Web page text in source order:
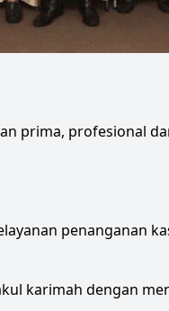
prima, profesional
penanganan
karimah dengan